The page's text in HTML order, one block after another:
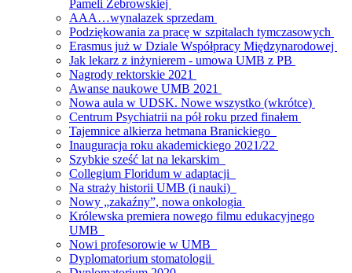
Pameli Żebrowskiej
AAA…wynalazek sprzedam
Podziękowania za pracę w szpitalach tymczasowych
Erasmus już w Dziale Współpracy Międzynarodowej
Jak lekarz z inżynierem - umowa UMB z PB
Nagrody rektorskie 2021
Awanse naukowe UMB 2021
Nowa aula w UDSK. Nowe wszystko (wkrótce)
Centrum Psychiatrii na pół roku przed finałem
Tajemnice alkierza hetmana Branickiego
Inauguracja roku akademickiego 2021/22
Szybkie sześć lat na lekarskim
Collegium Floridum w adaptacji
Na straży historii UMB (i nauki)
Nowy „zakaźny”, nowa onkologia
Królewska premiera nowego filmu edukacyjnego
UMB
Nowi profesorowie w UMB
Dyplomatorium stomatologii